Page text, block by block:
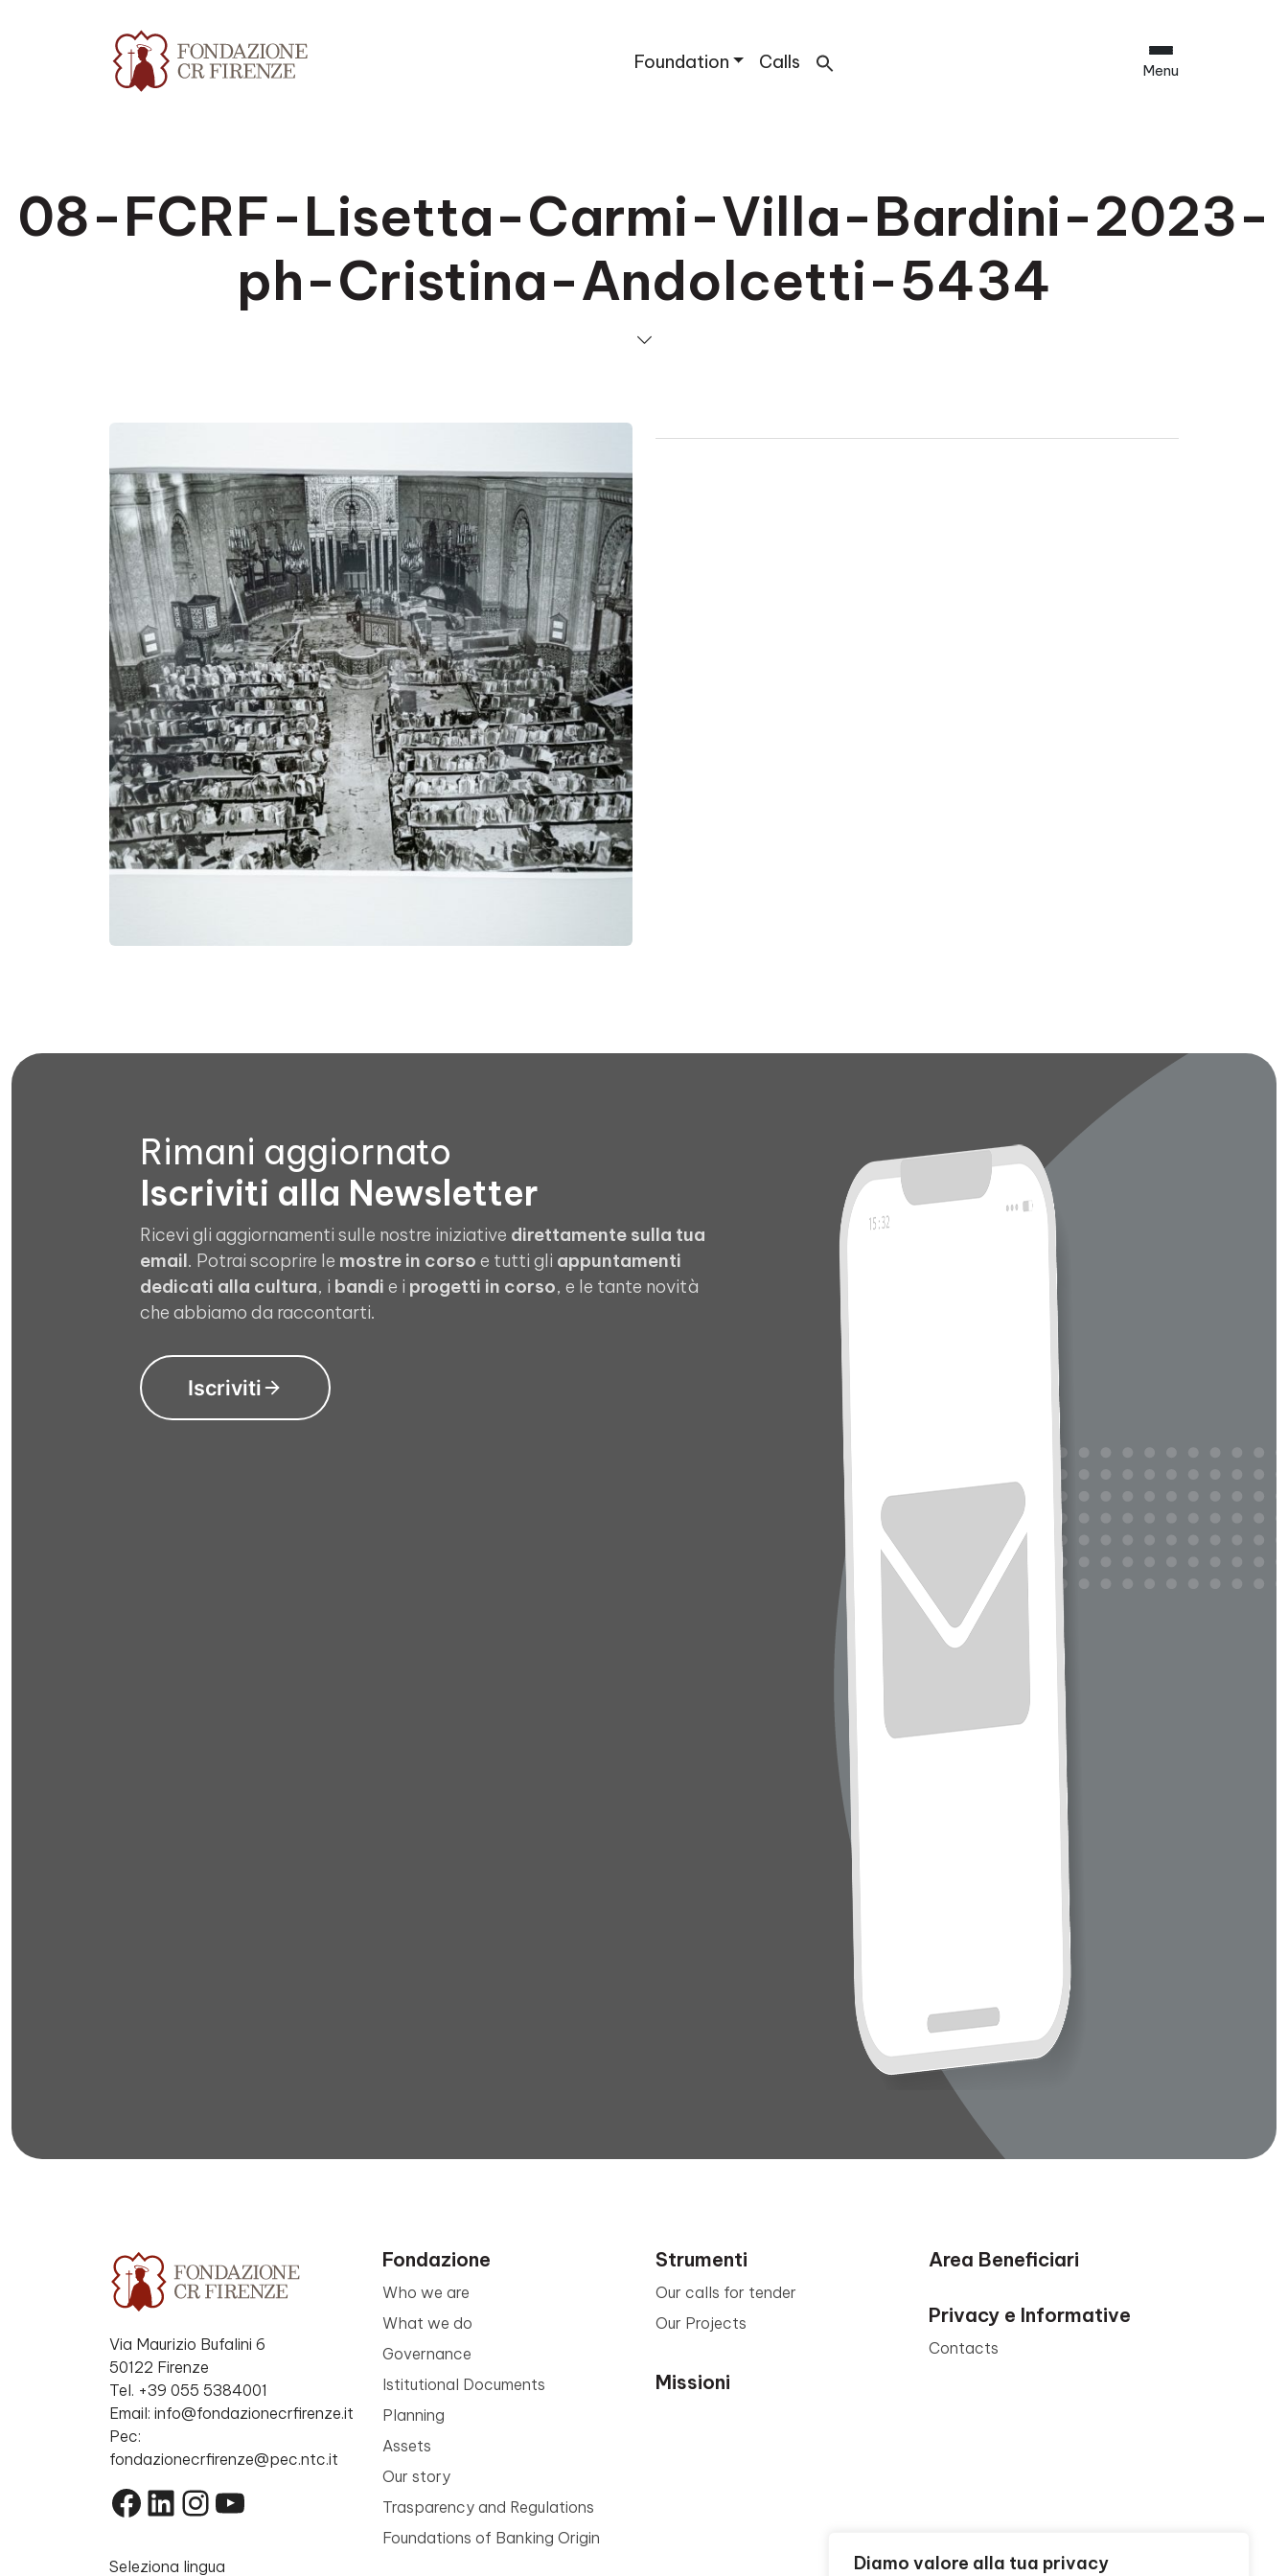
Diamo valore alla tua privacy
Foundation Calls Menu
08-FCRF-Lisetta-Carmi-Villa-Bardini-2023-
ph-Cristina-Andolcetti-5434
Rimani aggiornato
Iscriviti alla Newsletter
Ricevi gli aggiornamenti sulle nostre iniziative direttamente sulla tua
email. Potrai scoprire le mostre in corso e tutti gli appuntamenti
dedicati alla cultura, i bandi e i progetti in corso, e le tante novità
che abbiamo da raccontarti.
Iscriviti
Via Maurizio Bufalini 6
50122 Firenze
Tel. +39 055 5384001
Email: info@fondazionecrfirenze.it
Pec:
fondazionecrfirenze@pec.ntc.it
Facebook
LinkedIn
Instagram
YouTube
Seleziona lingua
Fondazione
Who we are
What we do
Governance
Istitutional Documents
Planning
Assets
Our story
Trasparency and Regulations
Foundations of Banking Origin
Strumenti
Our calls for tender
Our Projects
Missioni
Area Beneficiari
Privacy e Informative
Contacts